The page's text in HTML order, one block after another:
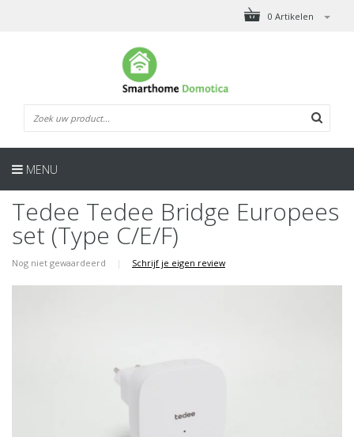
0 Artikelen
MENU
Tedee Tedee Bridge Europees
set (Type C/E/F)
Nog niet gewaardeerd | Schrijf je eigen review